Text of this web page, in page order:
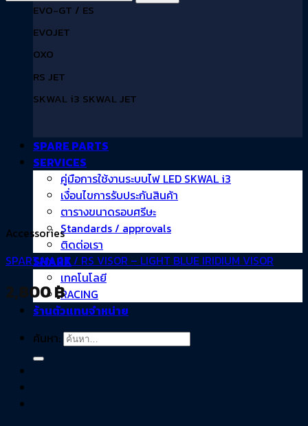
EVO-GT / ES
EVOJET
OXO
RS JET
SKWAL i3 SKWAL JET
SPARE PARTS
SERVICES
คู่มือการใช้งานระบบไฟ LED SKWAL i3
เงื่อนไขการรับประกันสินค้า
ตารางขนาดรอบศรีษะ
Standards / approvals
ติดต่อเรา
SHARK
เทคโนโลยี
RACING
ร้านตัวแทนจำหน่าย
ค้นหา:
Accessories
SPARTAN GT / RS VISOR – LIGHT BLUE IRIDIUM VISOR
2,800฿